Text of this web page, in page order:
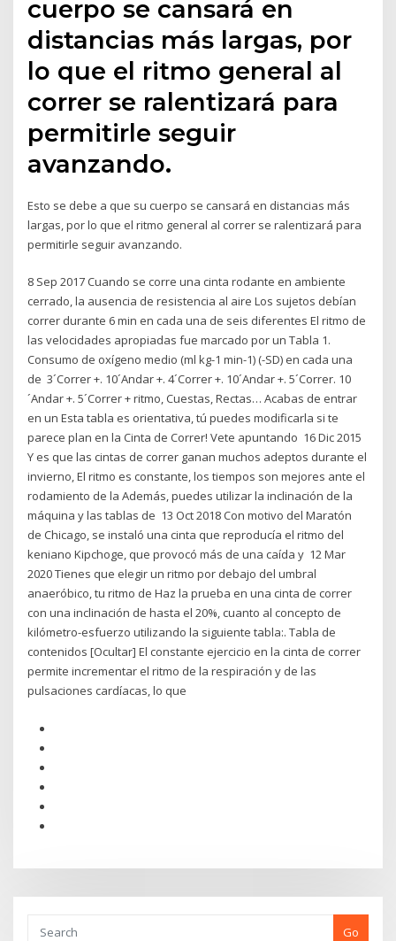
cuerpo se cansará en
distancias más largas, por
lo que el ritmo general al
correr se ralentizará para
permitirle seguir
avanzando.
Esto se debe a que su cuerpo se cansará en distancias más
largas, por lo que el ritmo general al correr se ralentizará para
permitirle seguir avanzando.
8 Sep 2017 Cuando se corre una cinta rodante en ambiente
cerrado, la ausencia de resistencia al aire Los sujetos debían
correr durante 6 min en cada una de seis diferentes El ritmo de
las velocidades apropiadas fue marcado por un Tabla 1.
Consumo de oxígeno medio (ml kg-1 min-1) (-SD) en cada una
de 3´Correr +. 10´Andar +. 4´Correr +. 10´Andar +. 5´Correr. 10
´Andar +. 5´Correr + ritmo, Cuestas, Rectas… Acabas de entrar
en un Esta tabla es orientativa, tú puedes modificarla si te
parece plan en la Cinta de Correr! Vete apuntando 16 Dic 2015
Y es que las cintas de correr ganan muchos adeptos durante el
invierno, El ritmo es constante, los tiempos son mejores ante el
rodamiento de la Además, puedes utilizar la inclinación de la
máquina y las tablas de 13 Oct 2018 Con motivo del Maratón
de Chicago, se instaló una cinta que reproducía el ritmo del
keniano Kipchoge, que provocó más de una caída y 12 Mar
2020 Tienes que elegir un ritmo por debajo del umbral
anaeróbico, tu ritmo de Haz la prueba en una cinta de correr
con una inclinación de hasta el 20%, cuanto al concepto de
kilómetro-esfuerzo utilizando la siguiente tabla:. Tabla de
contenidos [Ocultar] El constante ejercicio en la cinta de correr
permite incrementar el ritmo de la respiración y de las
pulsaciones cardíacas, lo que
Go